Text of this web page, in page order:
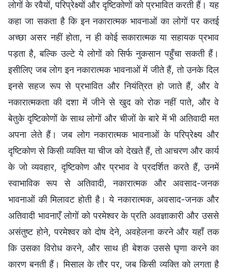
लोगों के रवैयों, परिप्रेक्ष्यों और दृष्टिकोणों को प्रभावित करती हैं। यह
कहा जा सकता है कि इन नकारात्मक भावनाओं का लोगों पर कतई
अच्छा असर नहीं होता, न ही कोई सकारात्मक या सहायक प्रभाव
पड़ता है, बल्कि उल्टे ये लोगों को सिर्फ नुकसान पहुँचा सकती हैं।
इसीलिए जब लोग इन नकारात्मक भावनाओं में जीते हैं, तो उनके दिल
इनसे सहज रूप से प्रभावित और नियंत्रित हो जाते हैं, और वे
नकारात्मकता की दशा में जीने से खुद को रोक नहीं पाते, और वे
बेतुके दृष्टिकोणों के साथ लोगों और चीजों के बारे में भी अतिवादी मत
अपना लेते हैं। जब लोग नकारात्मक भावनाओं के परिप्रेक्ष्य और
दृष्टिकोण से किसी व्यक्ति या चीज को देखते हैं, तो आचरण और कार्य
के जो व्यवहार, दृष्टिकोण और प्रभाव वे प्रदर्शित करते हैं, उनमें
स्वाभाविक रूप से अतिवादी, नकारात्मक और अवसाद-जनक
भावनाओं की मिलावट होती है। ये नकारात्मक, अवसाद-जनक और
अतिवादी भावनाएँ लोगों को परमेश्वर के प्रति अवज्ञाकारी और उससे
असंतुष्ट होने, परमेश्वर को दोष देने, अवहेलना करने और यहाँ तक
कि उसका विरोध करने, और साथ ही बेशक उससे घृणा करने का
कारण बनती हैं। मिसाल के तौर पर, जब किसी व्यक्ति को लगता है